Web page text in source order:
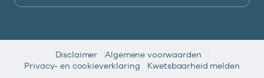
Disclaimer
Algemene voorwaarden
Privacy- en cookieverklaring
Kwetsbaarheid melden